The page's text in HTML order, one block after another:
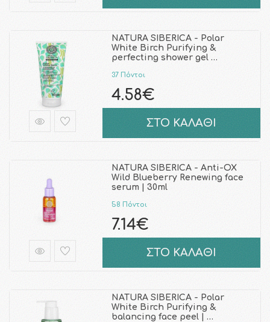
NATURA SIBERICA - Polar
White Birch Purifying &
perfecting shower gel …
37 Πόντοι
4.58€
ΣΤΟ ΚΑΛΑΘΙ
NATURA SIBERICA - Anti-OX
Wild Blueberry Renewing face
serum | 30ml
58 Πόντοι
7.14€
ΣΤΟ ΚΑΛΑΘΙ
NATURA SIBERICA - Polar
White Birch Purifying &
balancing face peel | …